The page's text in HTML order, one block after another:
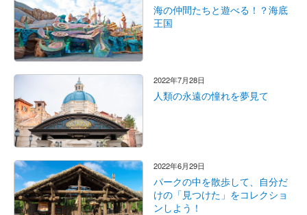
海の仲間たちと遊べる！？海底
王国
2022年7月28日
人類の永遠の憧れを夢見て
2022年6月29日
パークの中を散歩して、自分だ
けの「見つけた」をコレクショ
ンしよう！